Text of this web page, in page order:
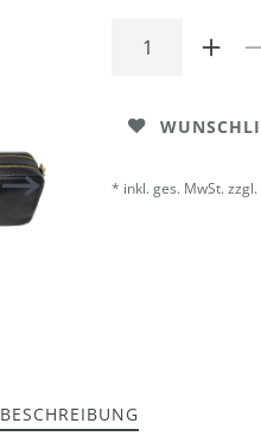
* inkl. ges. MwSt. zzgl.
BESCHREIBUNG